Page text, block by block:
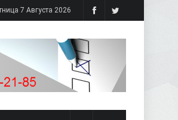
7 Августа 2026